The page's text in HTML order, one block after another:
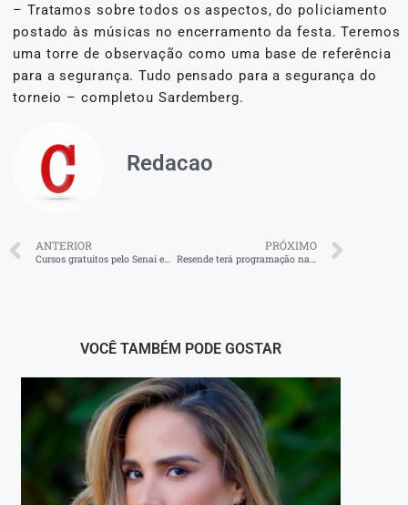
– Tratamos sobre todos os aspectos, do policiamento
postado às músicas no encerramento da festa. Teremos
uma torre de observação como uma base de referência
para a segurança. Tudo pensado para a segurança do
torneio – completou Sardemberg.
Redacao
ANTERIOR
Cursos gratuitos pelo Senai em Resende
PRÓXIMO
Resende terá programação na semana do meio ambiente
VOCÊ TAMBÉM PODE GOSTAR